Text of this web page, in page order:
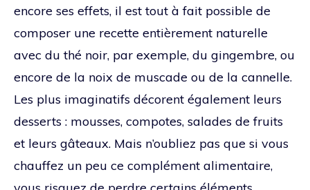
encore ses effets, il est tout à fait possible de
composer une recette entièrement naturelle
avec du thé noir, par exemple, du gingembre, ou
encore de la noix de muscade ou de la cannelle.
Les plus imaginatifs décorent également leurs
desserts : mousses, compotes, salades de fruits
et leurs gâteaux. Mais n’oubliez pas que si vous
chauffez un peu ce complément alimentaire,